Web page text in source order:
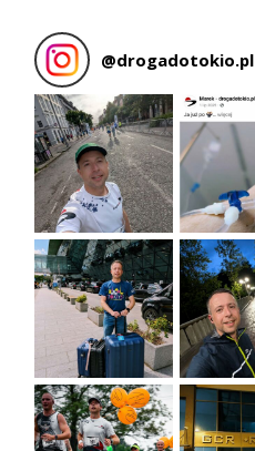
@drogadotokio.pl